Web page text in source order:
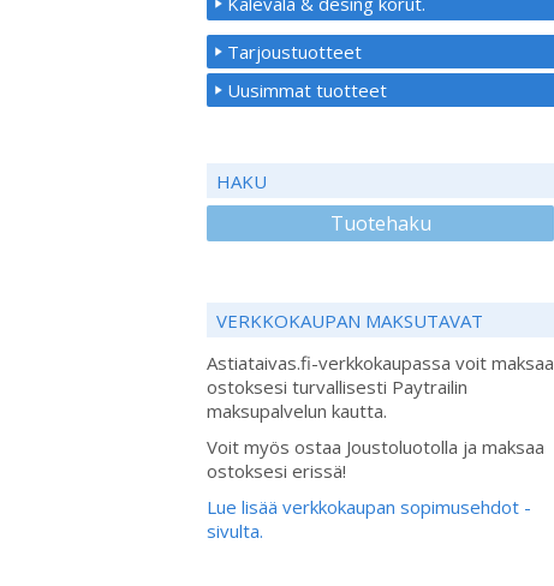
Tarjoustuotteet
Uusimmat tuotteet
HAKU
Tuotehaku
VERKKOKAUPAN MAKSUTAVAT
Astiataivas.fi-verkkokaupassa voit maksaa
ostoksesi turvallisesti Paytrailin
maksupalvelun kautta.
Voit myös ostaa Joustoluotolla ja maksaa
ostoksesi erissä!
Lue lisää verkkokaupan sopimusehdot -
sivulta.